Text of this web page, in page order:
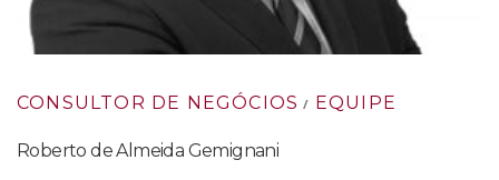
CONSULTOR DE NEGÓCIOS / EQUIPE
Roberto de Almeida Gemignani